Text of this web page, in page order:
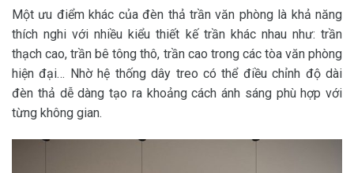
Một ưu điểm khác của đèn thả trần văn phòng là khả năng
thích nghi với nhiều kiểu thiết kế trần khác nhau như: trần
thạch cao, trần bê tông thô, trần cao trong các tòa văn phòng
hiện đại… Nhờ hệ thống dây treo có thể điều chỉnh độ dài
đèn thả dễ dàng tạo ra khoảng cách ánh sáng phù hợp với
từng không gian.